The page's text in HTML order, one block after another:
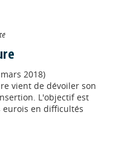
2018)
vient de dévoiler son
L'objectif est
eurois en difficultés